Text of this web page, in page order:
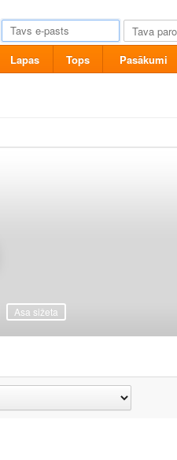
Lapas Tops Pasākumi
Asa sižeta